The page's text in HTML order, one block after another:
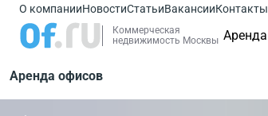
О компанииНовостиСтатьиВакансииКонтакты
Коммерческая
недвижимость Москвы Аренда
Аренда офисов